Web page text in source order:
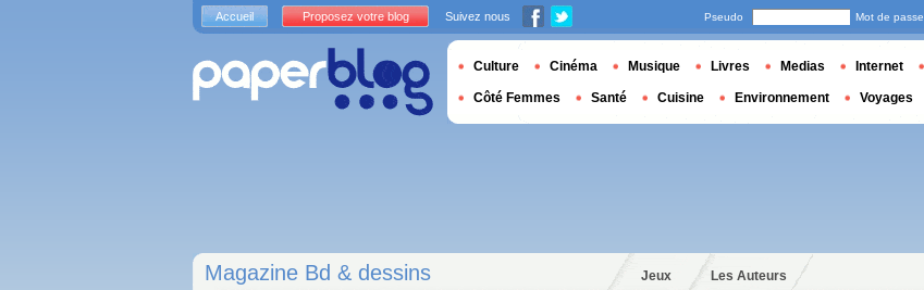
Magazine Bd & dessins Jeux Les Auteurs
Accueil Proposez votre blog Suivez nous Pseudo Mot de passe
Culture Cinéma Musique Livres Medias Internet
Côté Femmes Santé Cuisine Environnement Voyages